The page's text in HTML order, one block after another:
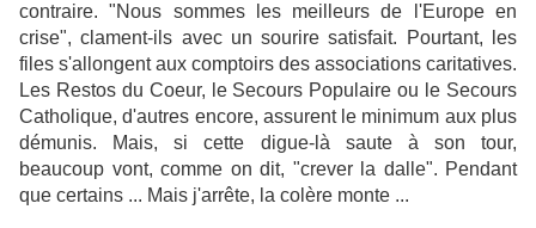
contraire. "Nous sommes les meilleurs de l'Europe en
crise", clament-ils avec un sourire satisfait. Pourtant, les
files s'allongent aux comptoirs des associations caritatives.
Les Restos du Coeur, le Secours Populaire ou le Secours
Catholique, d'autres encore, assurent le minimum aux plus
démunis. Mais, si cette digue-là saute à son tour,
beaucoup vont, comme on dit, "crever la dalle". Pendant
que certains ... Mais j'arrête, la colère monte ...